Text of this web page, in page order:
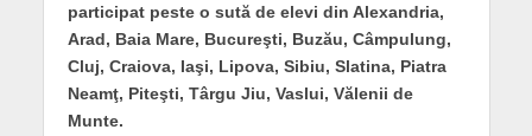
participat peste o sută de elevi din Alexandria,
Arad, Baia Mare, Bucureşti, Buzău, Câmpulung,
Cluj, Craiova, Iaşi, Lipova, Sibiu, Slatina, Piatra
Neamţ, Piteşti, Târgu Jiu, Vaslui, Vălenii de
Munte.